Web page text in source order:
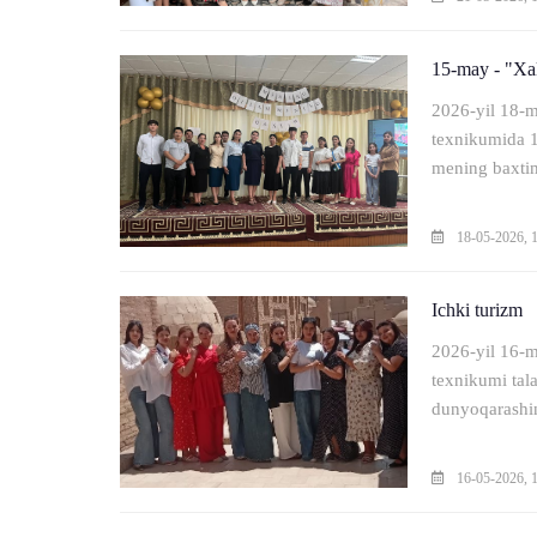
15-may -
2026-yil 18-
texnikumida
mening
18-05-2026,
Ichki turizm
2026-yil 16-
texnikumi
16-05-2026,